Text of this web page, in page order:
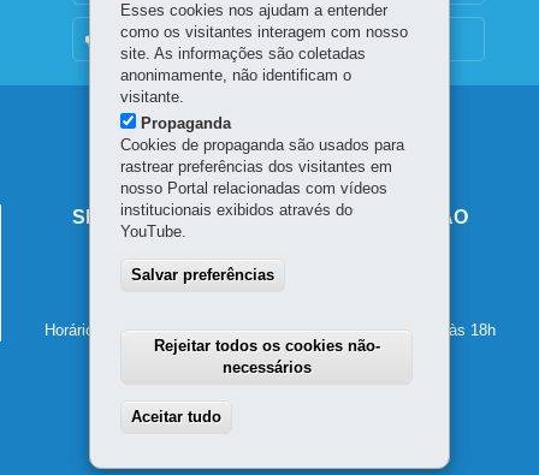
OUVIDORIA
Navegação
principal
SECRETARIA DE ESTADO DA EDUCAÇÃO
80610-011-Curitiba
Horário de atendimento: de segunda a sexta-feira, das 8h às 18h
Esses cookies nos ajudam a entender
como os visitantes interagem com nosso
site. As informações são coletadas
anonimamente, não identificam o
visitante.
Propaganda
Cookies de propaganda são usados para
rastrear preferências dos visitantes em
nosso Portal relacionadas com vídeos
institucionais exibidos através do
YouTube.
Salvar preferências
Rejeitar todos os cookies não-
necessários
Aceitar tudo